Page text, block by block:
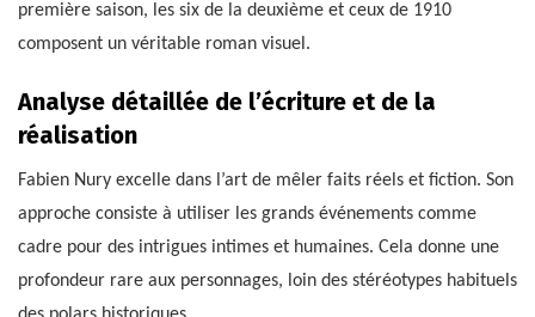
première saison, les six de la deuxième et ceux de 1910
composent un véritable roman visuel.
Analyse détaillée de l’écriture et de la
réalisation
Fabien Nury excelle dans l’art de mêler faits réels et fiction. Son
approche consiste à utiliser les grands événements comme
cadre pour des intrigues intimes et humaines. Cela donne une
profondeur rare aux personnages, loin des stéréotypes habituels